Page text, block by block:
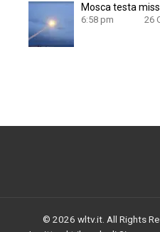
Mosca testa
6:58 pm 26
© 2026 wltv.it. All Rights